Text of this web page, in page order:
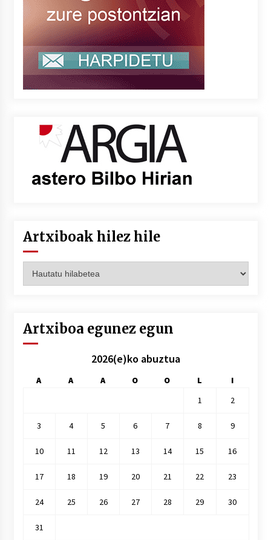
Artxiboak hilez hile
hilez
Artxiboa egunez egun
2026(e)ko abuztua
A A A O O L
I
1
2
3 4 5 6 7 8 9
10 11 12 13 14 15 16
17 18 19 20 21 22 23
24 25 26 27 28 29 30
31